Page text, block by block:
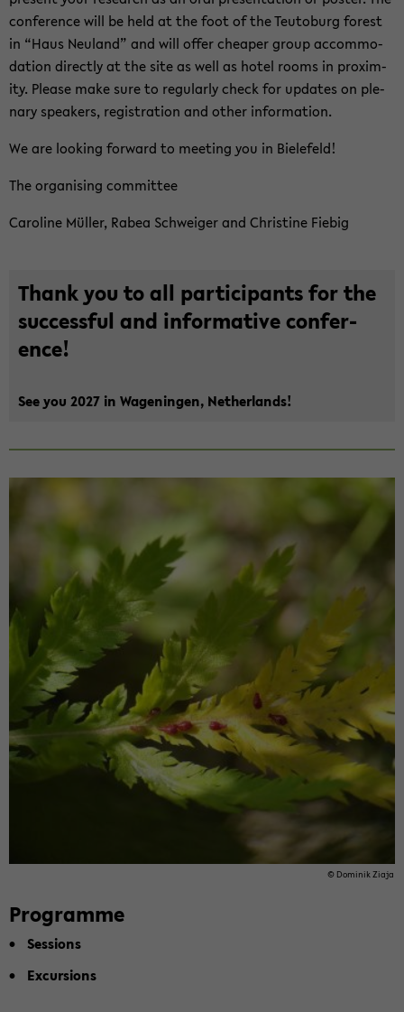
con­fer­ence will be held at the foot of the Teu­to­burg for­est
in “Haus Neu­land” and will offer cheaper group ac­com­mo­
da­tion di­rectly at the site as well as hotel rooms in prox­im­
ity. Please make sure to reg­u­larly check for up­dates on ple­
nary speak­ers, reg­is­tra­tion and other in­for­ma­tion.
We are look­ing for­ward to meet­ing you in Biele­feld!
The or­gan­is­ing com­mit­tee
Car­o­line Müller, Rabea Schweiger and Chris­tine Fiebig
Thank you to all par­tic­i­pants for the
suc­cess­ful and in­for­ma­tive con­fer­
ence!
See you 2027 in Wa­genin­gen, Nether­lands!
© Do­minik Ziaja
Pro­gramme
Ses­sions
Ex­cur­sions